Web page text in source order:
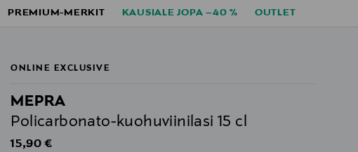
PREMIUM-MERKIT KAUSIALE JOPA –40 % OUTLET
ONLINE EXCLUSIVE
MEPRA
Policarbonato-kuohuviinilasi 15 cl
Original Price
15,90 €